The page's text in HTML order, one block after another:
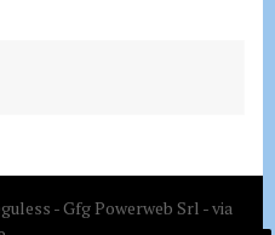
- Gfg Powerweb Srl - via